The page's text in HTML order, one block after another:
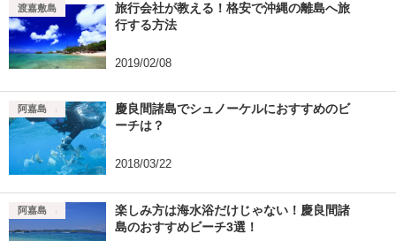
旅行会社が教える！格安で沖縄の離島へ旅
行する方法
2019/02/08
座間味島
渡嘉敷島
慶良間諸島でシュノーケルにおすすめのビ
ーチは？
2018/03/22
座間味島
渡嘉敷島
阿嘉島
楽しみ方は海水浴だけじゃない！慶良間諸
島のおすすめビーチ3選！
座間味島
渡嘉敷島
阿嘉島